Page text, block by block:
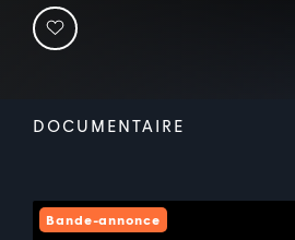
DOCUMENTAIRE
Bande-annonce